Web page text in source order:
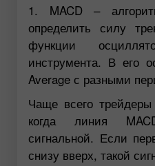
1. MACD –
определить силу
функции
инструмента. В его
Average с разными
Чаще всего
когда линия
сигнальной. Если
снизу вверх, такой